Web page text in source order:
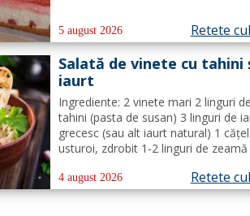
smântână pentru frișcă 4 foi de
hidratate în apă rece...
5 august 2026 Retete
Salată de vinete cu tahini
iaurt
Ingrediente: 2 vinete mari 2 linguri de
tahini (pasta de susan) 3 linguri de
grecesc (sau alt iaurt natural) 1
usturoi, zdrobit 1-2 linguri de zeamă
Opțional: pătrunjel proaspăt tocat
decor Mod de preparare: Coace
4 august 2026 Retete